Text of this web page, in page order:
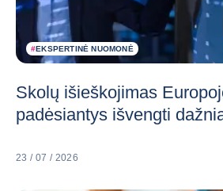
#EKSPERTINĖ NUOMONĖ
Skolų išieškojimas
padėsiantys išvengti
23 / 07 / 2026